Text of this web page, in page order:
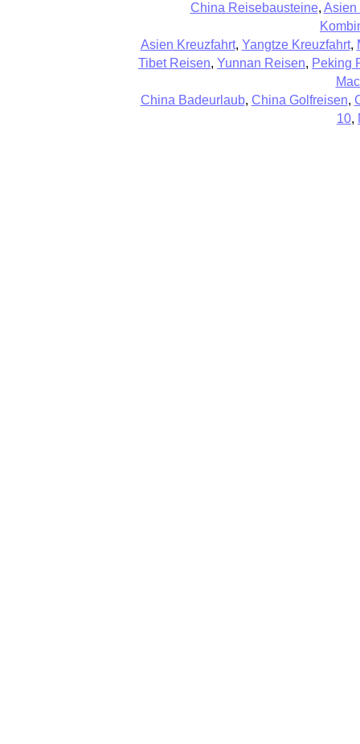
China Reisebausteine, Asien
Asien Kreuzfahrt, Yangtze Kreuzfahrt,
Tibet Reisen, Yunnan Reisen, Peking
China Badeurlaub, China Golfreisen,
10,